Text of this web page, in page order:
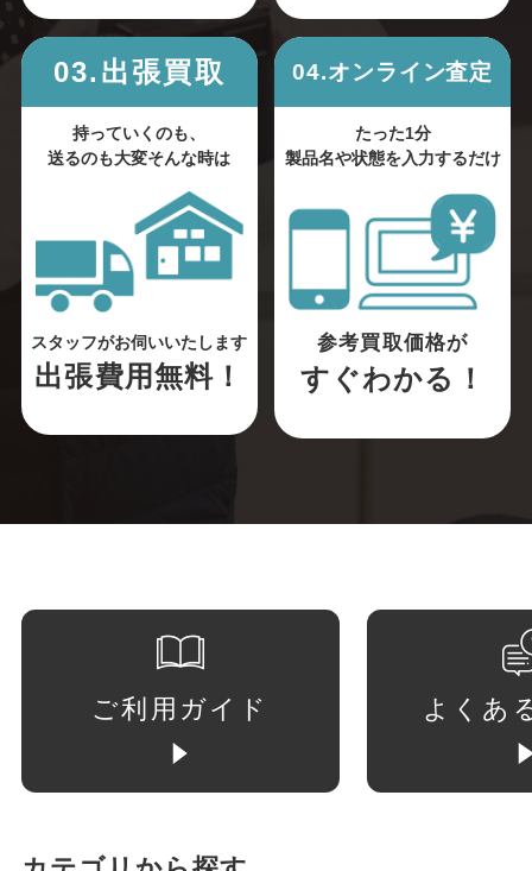
03.出張買取
持っていくのも、
送るのも大変そんな時は
スタッフがお伺いいたします
出張費用無料！
04.オンライン査定
たった1分
製品名や状態を入力するだけ
参考買取価格が
すぐわかる！
ご利用ガイド よくあ